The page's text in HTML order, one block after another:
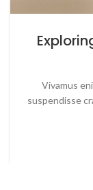
Vivamus
suspendisse